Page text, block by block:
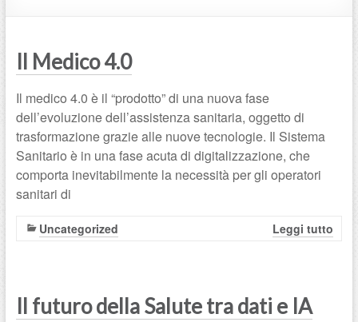
Il Medico 4.0
Il medico 4.0 è il “prodotto” di una nuova fase
dell’evoluzione dell’assistenza sanitaria, oggetto di
trasformazione grazie alle nuove tecnologie. Il Sistema
Sanitario è in una fase acuta di digitalizzazione, che
comporta inevitabilmente la necessità per gli operatori
sanitari di
Uncategorized Leggi tutto
Il futuro della Salute tra dati e IA